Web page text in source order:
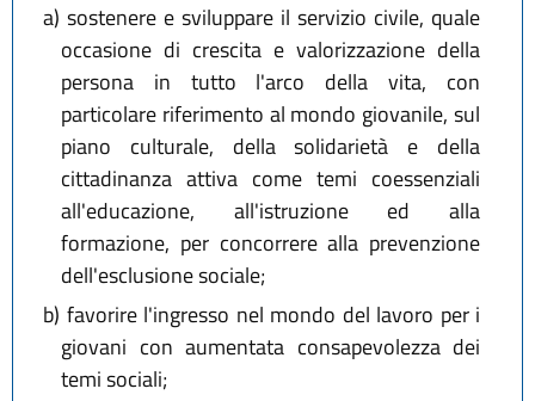
a) sostenere e sviluppare il servizio civile, quale
occasione di crescita e valorizzazione della
persona in tutto l'arco della vita, con
particolare riferimento al mondo giovanile, sul
piano culturale, della solidarietà e della
cittadinanza attiva come temi coessenziali
all'educazione, all'istruzione ed alla
formazione, per concorrere alla prevenzione
dell'esclusione sociale;
b) favorire l'ingresso nel mondo del lavoro per i
giovani con aumentata consapevolezza dei
temi sociali;